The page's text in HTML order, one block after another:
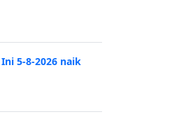
5-8-2026 naik